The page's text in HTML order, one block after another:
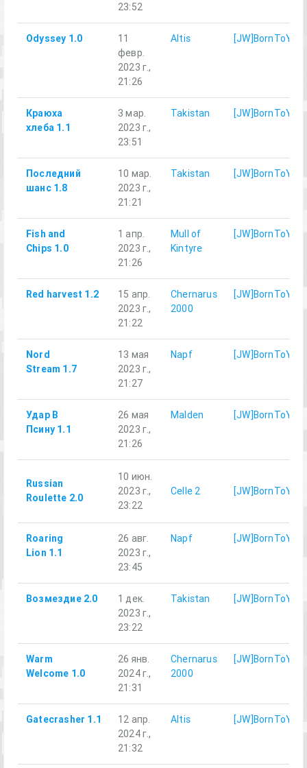
23:52
Odyssey 1.0
11
февр.
2023 г.,
21:26
Altis
Краюха
хлеба 1.1
3 мар.
2023 г.,
23:51
Takistan
Последний
шанс 1.8
10 мар.
2023 г.,
21:21
Takistan
Fish and
Chips 1.0
1 апр.
2023 г.,
21:26
Mull of
Kintyre
Red harvest 1.2
15 апр.
2023 г.,
21:22
Chernarus
2000
Nord
Stream 1.7
13 мая
2023 г.,
21:27
Napf
Удар В
Псину 1.1
26 мая
2023 г.,
21:26
Malden
Russian
Roulette 2.0
10 июн.
2023 г.,
23:22
Celle 2
Roaring
Lion 1.1
26 авг.
2023 г.,
23:45
Napf
Возмездие 2.0
1 дек.
2023 г.,
23:22
Takistan
Warm
Welcome 1.0
26 янв.
2024 г.,
21:31
Chernarus
2000
Gatecrasher 1.1
12 апр.
2024 г.,
21:32
Altis